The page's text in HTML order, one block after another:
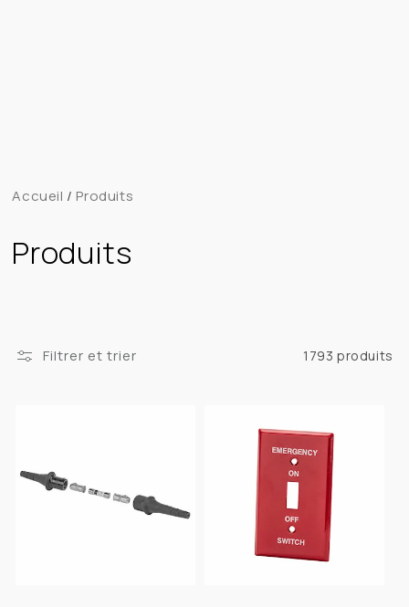
Accueil / Produits
Produits
Filtrer et trier 1793 produits